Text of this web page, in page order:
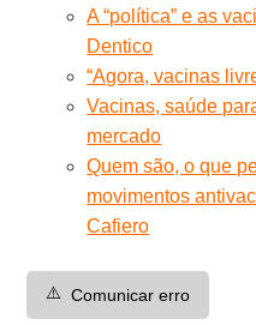
A “política” e as
Dentico
“Agora, vacinas
Vacinas, saúde
mercado
Quem são, o que
movimentos
Cafiero
⚠️ Comunicar erro